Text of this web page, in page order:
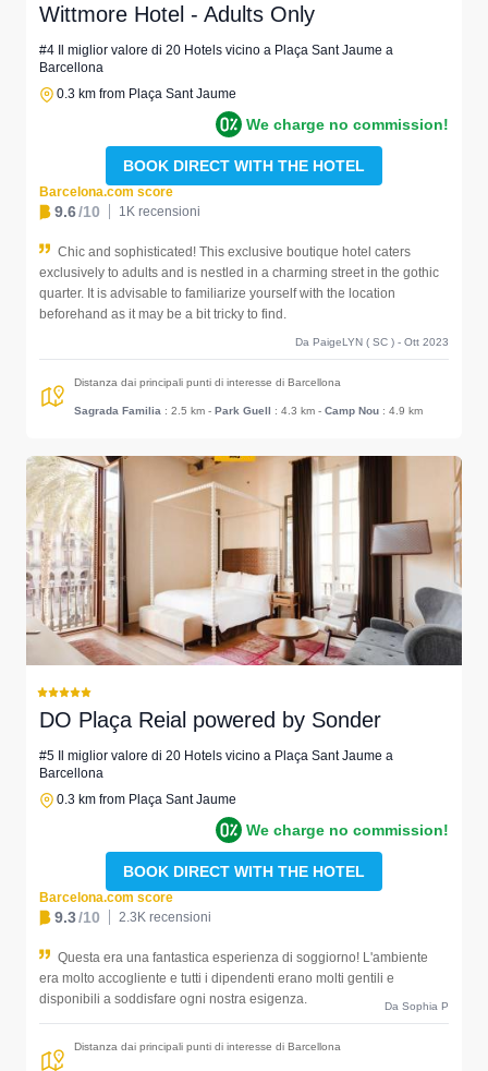
Wittmore Hotel - Adults Only
#4 Il miglior valore di 20 Hotels vicino a Plaça Sant Jaume a
Barcellona
0.3 km from Plaça Sant Jaume
We charge no commission!
BOOK DIRECT WITH THE HOTEL
Barcelona.com score
9.6/10 1K recensioni
Chic and sophisticated! This exclusive boutique hotel caters
exclusively to adults and is nestled in a charming street in the gothic
quarter. It is advisable to familiarize yourself with the location
beforehand as it may be a bit tricky to find.
Da PaigeLYN ( SC ) - Ott 2023
Distanza dai principali punti di interesse di Barcellona
Sagrada Familia : 2.5 km - Park Guell : 4.3 km - Camp Nou : 4.9 km
DO Plaça Reial powered by Sonder
#5 Il miglior valore di 20 Hotels vicino a Plaça Sant Jaume a
Barcellona
0.3 km from Plaça Sant Jaume
We charge no commission!
BOOK DIRECT WITH THE HOTEL
Barcelona.com score
9.3/10 2.3K recensioni
Questa era una fantastica esperienza di soggiorno! L'ambiente
era molto accogliente e tutti i dipendenti erano molti gentili e
disponibili a soddisfare ogni nostra esigenza.
Da Sophia P
Distanza dai principali punti di interesse di Barcellona